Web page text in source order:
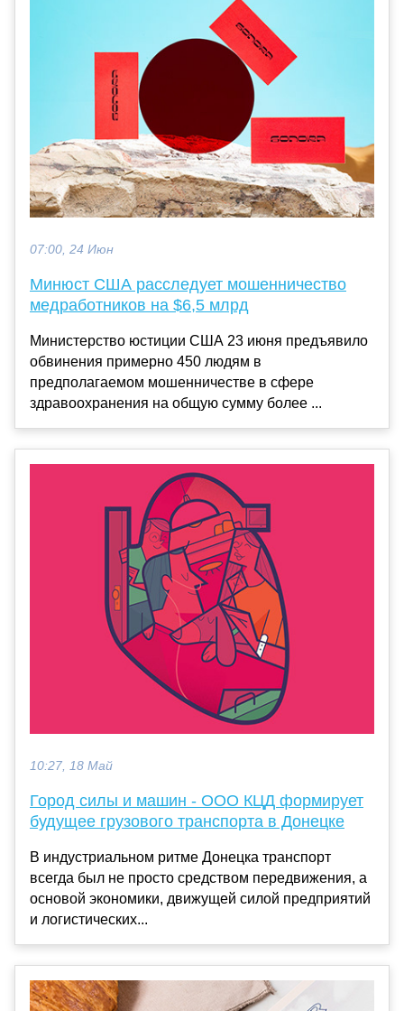
07:00, 24 Июн
Минюст США расследует мошенничество
медработников на $6,5 млрд
Министерство юстиции США 23 июня предъявило
обвинения примерно 450 людям в
предполагаемом мошенничестве в сфере
здравоохранения на общую сумму более ...
10:27, 18 Май
Город силы и машин - ООО КЦД формирует
будущее грузового транспорта в Донецке
В индустриальном ритме Донецка транспорт
всегда был не просто средством передвижения, а
основой экономики, движущей силой предприятий
и логистических...